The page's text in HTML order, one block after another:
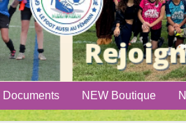
Documents NEW Boutique